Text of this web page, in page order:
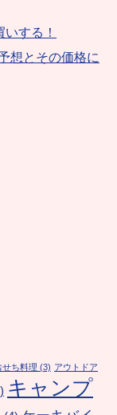
する！
想とその価格に
せち料理 (3) アウトドア
キャンプ